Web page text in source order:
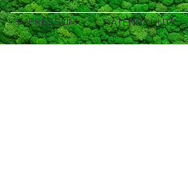
IMPRESSUM DATENSCHUTZ